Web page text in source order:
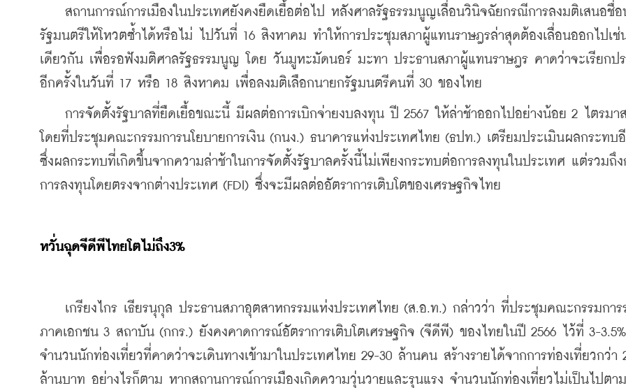
สถานการณ์การเมืองในประเทศยังคงยืดเยื้อต่อไป หลังศาลรัฐธรรมนูญเลื่อนวินิจฉัยกรณีการลงมติเสนอชื่อ
รัฐมนตรีให้โหวตซ้ำได้หรือไม่ ไปวันที่ 16 สิงหาคม ทำให้การประชุมสภาผู้แทนราษฎรล่าสุดต้องเลื่อนออกไปเช่
เดียวกัน เพื่อรอฟังมติศาลรัฐธรรมนูญ โดย วันมูหะมัดนอร์ มะทา ประธานสภาผู้แทนราษฎร คาดว่าจะเรียกป
อีกครั้งในวันที่ 17 หรือ 18 สิงหาคม เพื่อลงมติเลือกนายกรัฐมนตรีคนที่ 30 ของไทย
การจัดตั้งรัฐบาลที่ยืดเยื้อขณะนี้ มีผลต่อการเบิกจ่ายงบลงทุน ปี 2567 ให้ล่าช้าออกไปอย่างน้อย 2 ไตรมาส
โดยที่ประชุมคณะกรรมการนโยบายการเงิน (กนง.) ธนาคารแห่งประเทศไทย (ธปท.) เตรียมประเมินผลกระทบ
ซึ่งผลกระทบที่เกิดขึ้นจากความล่าช้าในการจัดตั้งรัฐบาลครั้งนี้ไม่เพียงกระทบต่อการลงทุนในประเทศ แต่รวมถึ
การลงทุนโดยตรงจากต่างประเทศ (FDI) ซึ่งจะมีผลต่ออัตราการเติบโตของเศรษฐกิจไทย
หวั่นฉุดจีดีพีไทยโตไม่ถึง3%
เกรียงไกร เธียรนุกุล ประธานสภาอุตสาหกรรมแห่งประเทศไทย (ส.อ.ท.) กล่าวว่า ที่ประชุมคณะกรรมการ
ภาคเอกชน 3 สถาบัน (กกร.) ยังคงคาดการณ์อัตราการเติบโตเศรษฐกิจ (จีดีพี) ของไทยในปี 2566 ไว้ที่ 3-
จำนวนนักท่องเที่ยวที่คาดว่าจะเดินทางเข้ามาในประเทศไทย 29-30 ล้านคน สร้างรายได้จากการท่องเที่ยวกว่า
ล้านบาท อย่างไรก็ตาม หากสถานการณ์การเมืองเกิดความวุ่นวายและรุนแรง จำนวนนักท่องเที่ยวไม่เป็นไปตาม